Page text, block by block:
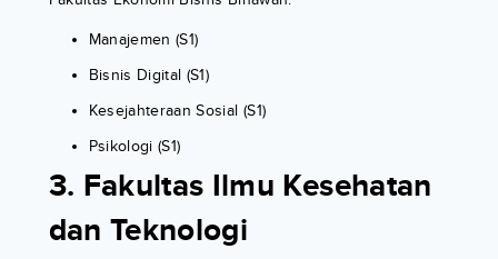
Manajemen (S1)
Bisnis Digital (S1)
Kesejahteraan Sosial (S1)
Psikologi (S1)
3. Fakultas Ilmu Kesehatan
dan Teknologi